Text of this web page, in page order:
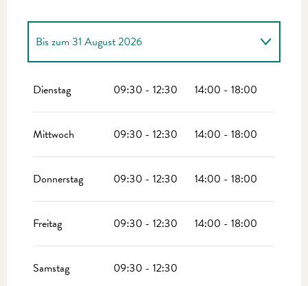
vom 2 Januar 2026bis zum5 April 2026
Bis zum31 August 2026
vom1 September 2026bis zum1 November
2026
Dienstag 09:30 - 12:30 14:00 - 18:00
Mittwoch 09:30 - 12:30 14:00 - 18:00
Donnerstag 09:30 - 12:30 14:00 - 18:00
Freitag 09:30 - 12:30 14:00 - 18:00
Samstag 09:30 - 12:30